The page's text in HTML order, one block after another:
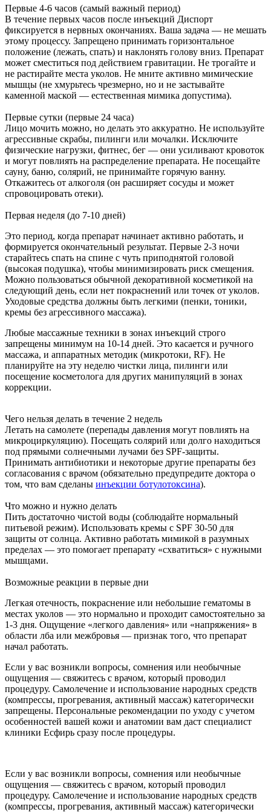
Первые 4-6 часов (самый важный период)
В течение первых часов после инъекций Диспорт
фиксируется в нервных окончаниях. Ваша задача — не мешать
этому процессу. Запрещено принимать горизонтальное
положение (лежать, спать) и наклонять голову вниз. Препарат
может сместиться под действием гравитации. Не трогайте и
не растирайте места уколов. Не мните активно мимические
мышцы (не хмурьтесь чрезмерно, но и не застывайте
каменной маской — естественная мимика допустима).
Первые сутки (первые 24 часа)
Лицо мочить можно, но делать это аккуратно. Не используйте
агрессивные скрабы, пилинги или мочалки. Исключите
физические нагрузки, фитнес, бег — они усиливают кровоток
и могут повлиять на распределение препарата. Не посещайте
сауну, баню, солярий, не принимайте горячую ванну.
Откажитесь от алкоголя (он расширяет сосуды и может
спровоцировать отеки).
Первая неделя (до 7-10 дней)
Это период, когда препарат начинает активно работать, и
формируется окончательный результат. Первые 2-3 ночи
старайтесь спать на спине с чуть приподнятой головой
(высокая подушка), чтобы минимизировать риск смещения.
Можно пользоваться обычной декоративной косметикой на
следующий день, если нет покраснений или точек от уколов.
Уходовые средства должны быть легкими (пенки, тоники,
кремы без агрессивного массажа).
Любые массажные техники в зонах инъекций строго
запрещены минимум на 10-14 дней. Это касается и ручного
массажа, и аппаратных методик (микротоки, RF). Не
планируйте на эту неделю чистки лица, пилинги или
посещение косметолога для других манипуляций в зонах
коррекции.
Чего нельзя делать в течение 2 недель
Летать на самолете (перепады давления могут повлиять на
микроциркуляцию). Посещать солярий или долго находиться
под прямыми солнечными лучами без SPF-защиты.
Принимать антибиотики и некоторые другие препараты без
согласования с врачом (обязательно предупредите доктора о
том, что вам сделаны инъекции ботулотоксина).
Что можно и нужно делать
Пить достаточно чистой воды (соблюдайте нормальный
питьевой режим). Использовать кремы с SPF 30-50 для
защиты от солнца. Активно работать мимикой в разумных
пределах — это помогает препарату «схватиться» с нужными
мышцами.
Возможные реакции в первые дни
Легкая отечность, покраснение или небольшие гематомы в
местах уколов — это нормально и проходит самостоятельно за
1-3 дня. Ощущение «легкого давления» или «напряжения» в
области лба или межбровья — признак того, что препарат
начал работать.
Если у вас возникли вопросы, сомнения или необычные
ощущения — свяжитесь с врачом, который проводил
процедуру. Самолечение и использование народных средств
(компрессы, прогревания, активный массаж) категорически
запрещены. Персональные рекомендации по уходу с учетом
особенностей вашей кожи и анатомии вам даст специалист
клиники Есфирь сразу после процедуры.
Если у вас возникли вопросы, сомнения или необычные
ощущения — свяжитесь с врачом, который проводил
процедуру. Самолечение и использование народных средств
(компрессы, прогревания, активный массаж) категорически